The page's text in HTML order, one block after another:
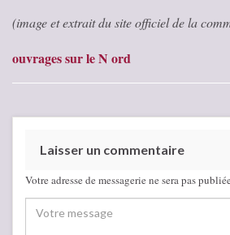
(image et extrait du site officiel de la
ouvrages sur le N ord
Laisser un commentaire
Votre adresse de messagerie ne sera pas